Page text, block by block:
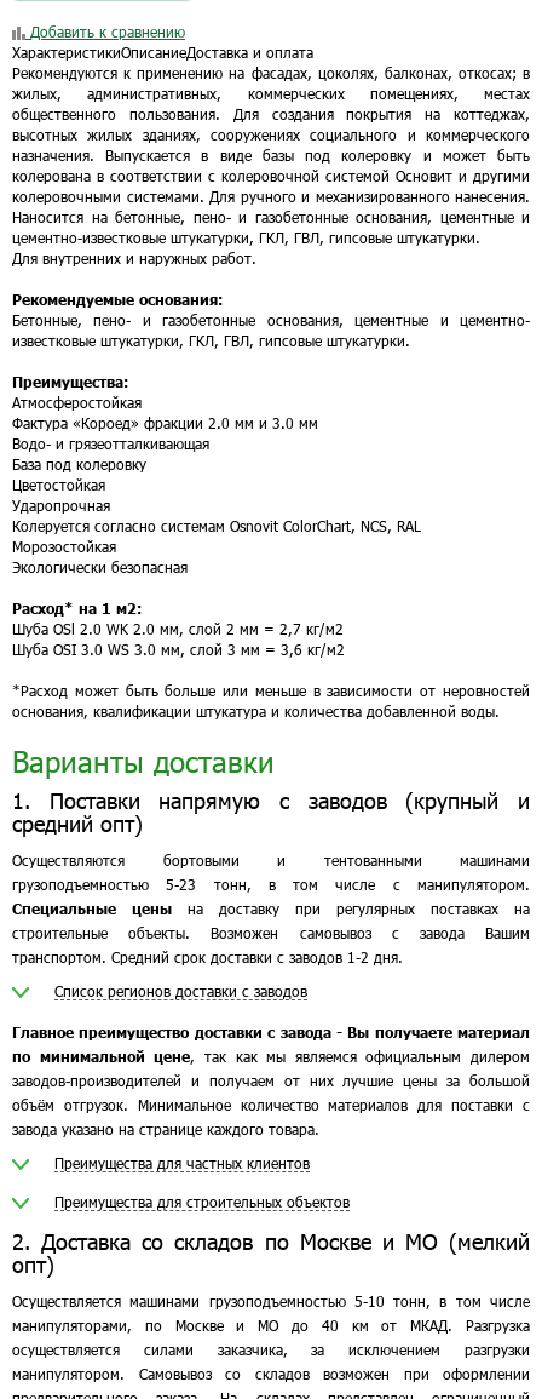
Добавить к сравнению
ХарактеристикиОписаниеДоставка и оплата
Рекомендуются к применению на фасадах, цоколях, балконах, откосах; в
жилых, административных, коммерческих помещениях, местах
общественного пользования. Для создания покрытия на коттеджах,
высотных жилых зданиях, сооружениях социального и коммерческого
назначения. Выпускается в виде базы под колеровку и может быть
колерована в соответствии с колеровочной системой Основит и другими
колеровочными системами. Для ручного и механизированного нанесения.
Наносится на бетонные, пено- и газобетонные основания, цементные и
цементно-известковые штукатурки, ГКЛ, ГВЛ, гипсовые штукатурки.
Для внутренних и наружных работ.
Рекомендуемые основания:
Бетонные, пено- и газобетонные основания, цементные и цементно-
известковые штукатурки, ГКЛ, ГВЛ, гипсовые штукатурки.
Преимущества:
Атмосферостойкая
Фактура «Короед» фракции 2.0 мм и 3.0 мм
Водо- и грязеотталкивающая
База под колеровку
Цветостойкая
Ударопрочная
Колеруется согласно системам Osnovit ColorChart, NCS, RAL
Морозостойкая
Экологически безопасная
Расход* на 1 м2:
Шуба OSl 2.0 WK 2.0 мм, слой 2 мм = 2,7 кг/м2
Шуба OSI 3.0 WS 3.0 мм, слой 3 мм = 3,6 кг/м2
*Расход может быть больше или меньше в зависимости от неровностей
основания, квалификации штукатура и количества добавленной воды.
Варианты доставки
1. Поставки напрямую с заводов (крупный и
средний опт)
Осуществляются бортовыми и тентованными машинами
грузоподъемностью 5-23 тонн, в том числе с манипулятором.
Специальные цены на доставку при регулярных поставках на
строительные объекты. Возможен самовывоз с завода Вашим
транспортом. Средний срок доставки с заводов 1-2 дня.
Список регионов доставки с заводов
Главное преимущество доставки с завода - Вы получаете материал
по минимальной цене, так как мы являемся официальным дилером
заводов-производителей и получаем от них лучшие цены за большой
объём отгрузок. Минимальное количество материалов для поставки с
завода указано на странице каждого товара.
Преимущества для частных клиентов
Преимущества для строительных объектов
2. Доставка со складов по Москве и МО (мелкий
опт)
Осуществляется машинами грузоподъемностью 5-10 тонн, в том числе
манипуляторами, по Москве и МО до 40 км от МКАД. Разгрузка
осуществляется силами заказчика, за исключением разгрузки
манипулятором. Самовывоз со складов возможен при оформлении